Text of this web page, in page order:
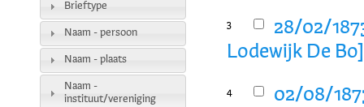
3
28/02/
Lodewijk De Bo]
4
02/08/
Brieftype
Naam - persoon
Naam - plaats
Naam -
instituut/vereniging